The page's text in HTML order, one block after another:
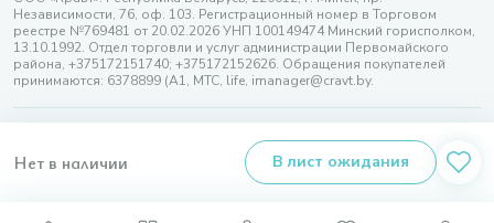
Нет в наличии В лист ожидания
Независимости, 76, оф. 103. Регистрационный номер в Торговом
реестре №769481 от 20.02.2026 УНП 100149474 Минский горисполком,
13.10.1992. Отдел торговли и услуг администрации Первомайского
района, +375172151740; +375172152626. Обращения покупателей
принимаются: 6378899 (А1, МТС, life, imanager@cravt.by.
Разработка сайта — SLAM
Выбор настроек Cookie